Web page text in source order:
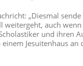
„Diesmal
weitergeht, auch
und ihren
Jesuitenhaus an